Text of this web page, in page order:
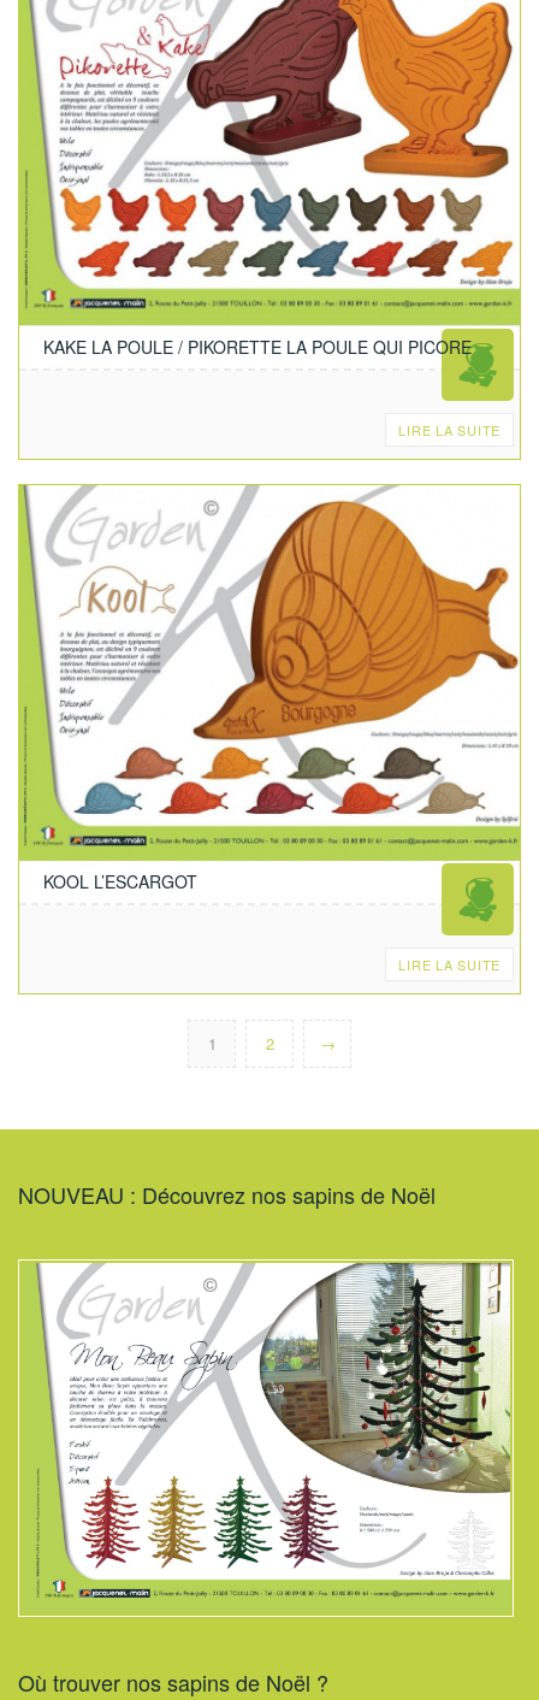
KAKE LA POULE / PIKORETTE LA POULE QUI PICORE
LIRE LA SUITE
KOOL L’ESCARGOT
LIRE LA SUITE
1 2 →
NOUVEAU : Découvrez nos sapins de Noël
Où trouver nos sapins de Noël ?